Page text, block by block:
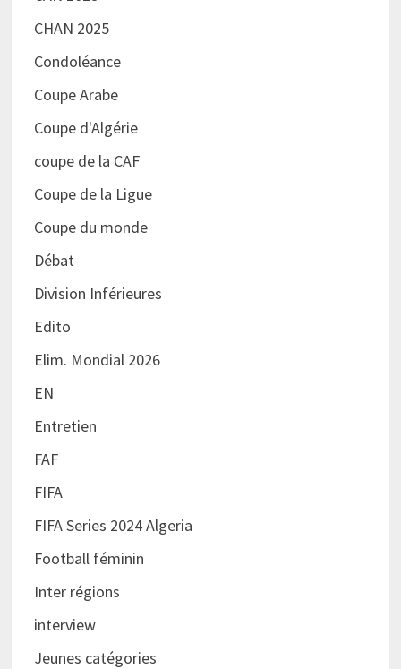
CHAN 2025
Condoléance
Coupe Arabe
Coupe d'Algérie
coupe de la CAF
Coupe de la Ligue
Coupe du monde
Débat
Division Inférieures
Edito
Elim. Mondial 2026
EN
Entretien
FAF
FIFA
FIFA Series 2024 Algeria
Football féminin
Inter régions
interview
Jeunes catégories